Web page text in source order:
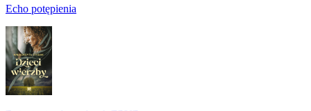
Echo potępienia